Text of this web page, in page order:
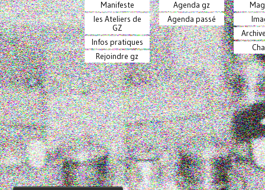
Manifeste
les Ateliers de
GZ
Infos pratiques
Rejoindre gz
Agenda gz
Agenda passé